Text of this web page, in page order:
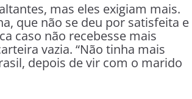
mas eles exigiam mais.
que não se deu por satisfeita e
caso não recebesse mais
vazia. “Não tinha mais
depois de vir com o marido